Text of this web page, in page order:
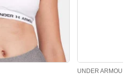
UNDER ARMOUR